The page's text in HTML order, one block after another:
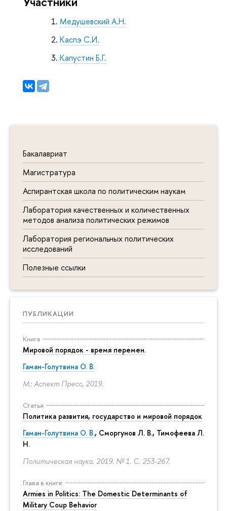
Бакалавриат
Магистратура
Аспирантская школа по политическим наукам
Лаборатория качественных и количественных
методов анализа политических режимов
Лаборатория региональных политических
исследований
Полезные ссылки
ПУБЛИКАЦИИ
Книга
Мировой порядок - время перемен.
Гаман-Голутвина О. В.
М.: Аспект Пресс, 2019.
Статья
Политика развития, государство и мировой порядок
Гаман-Голутвина О. В., Сморгунов Л. В., Тимофеева Л.
Н.
Политическая наука. 2019. № 1. С. 253-267.
Глава в книге
Armies in Politics: The Domestic Determinants of
Military Coup Behavior
Медушевский А.Н.
Каспэ С.И.
Капустин Б.Г.